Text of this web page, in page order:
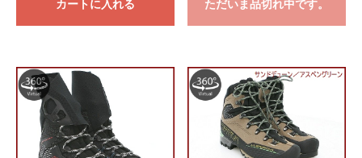
カートに入れる ただいま品切れ中です。